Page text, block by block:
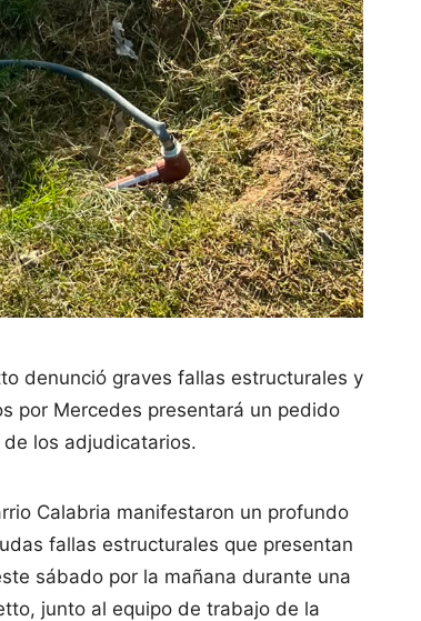
denunció graves fallas estructurales y
por Mercedes presentará un pedido
los adjudicatarios.
Calabria manifestaron un profundo
fallas estructurales que presentan
sábado por la mañana durante una
junto al equipo de trabajo de la